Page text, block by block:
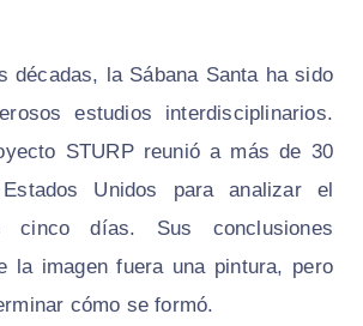
décadas, la Sábana Santa ha sido
estudios interdisciplinarios.
STURP reunió a más de 30
Unidos para analizar el
cinco días. Sus conclusiones
la imagen fuera una pintura, pero
cómo se formó.